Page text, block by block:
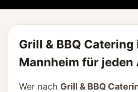
Grill & BBQ Catering
Mannheim für jeden
Wer nach Grill & BBQ